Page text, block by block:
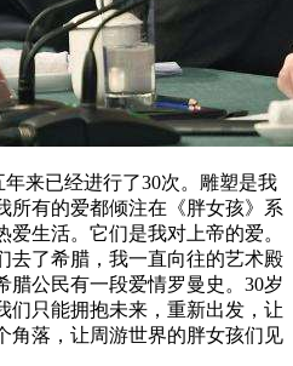
来已经进行了30次。雕塑是我
所有的爱都倾注在《胖女孩》系
生活。它们是我对上帝的爱。
去了希腊，我一直向往的艺术殿
腊公民有一段爱情罗曼史。30岁
们只能拥抱未来，重新出发，让
角落，让周游世界的胖女孩们见